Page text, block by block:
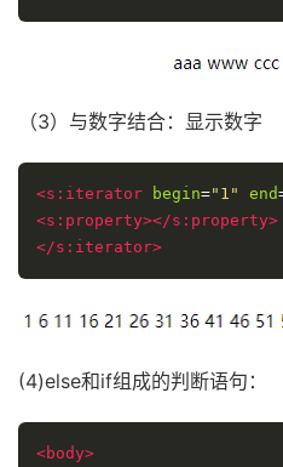
（3）与数字结合：显示数字
<s:iterator begin="1" end
<s:property></s:property>
</s:iterator>
(4)else和if组成的判断语句：
<body>